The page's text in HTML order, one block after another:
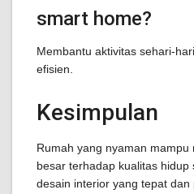
smart home?
Membantu aktivitas sehari-
efisien.
Kesimpulan
Rumah yang nyaman
besar terhadap kualitas hidup
desain interior yang tepat